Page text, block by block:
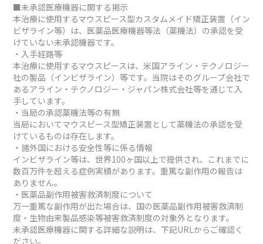
■未承認医療機器に関する掲示
本治療に使用するマウスピース型カスタムメイド矯正装置（イン
ビザライン等）は、医薬品医療機器等法（薬機法）の承認を受
けていない未承認機器です。
・入手経路等
本治療に使用するマウスピースは、米国アライン・テクノロジー
社の製品（インビザライン）等です。当院はそのグループ会社で
あるアライン・テクノロジー・ジャパン株式会社等を通じて入
手しています。
・当局の承認薬機法等の有無
当局においてマウスピース型矯正装置として薬機法の承認を受
けているものは存在します。
・諸外国における安全性等に係る情報
インビザライン等は、世界100ヶ国以上で提供され、これまでに
数百万件を超える症例実績があります。重篤な副作用の報告は
ありません。
・医薬品副作用被害救済制度について
万一重篤な副作用が出た場合は、国の医薬品副作用被害救済制
度・生物由来製品感染等被害救済制度の対象外となります。
未承認医療機器に関する詳細な説明は、下記URLからご確認く
ださい。